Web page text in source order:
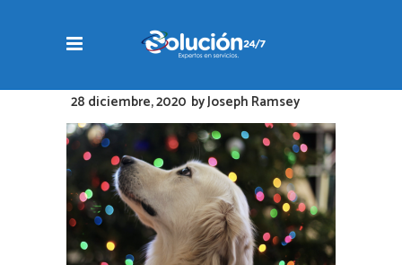
28 diciembre, 2020 byJoseph Ramsey